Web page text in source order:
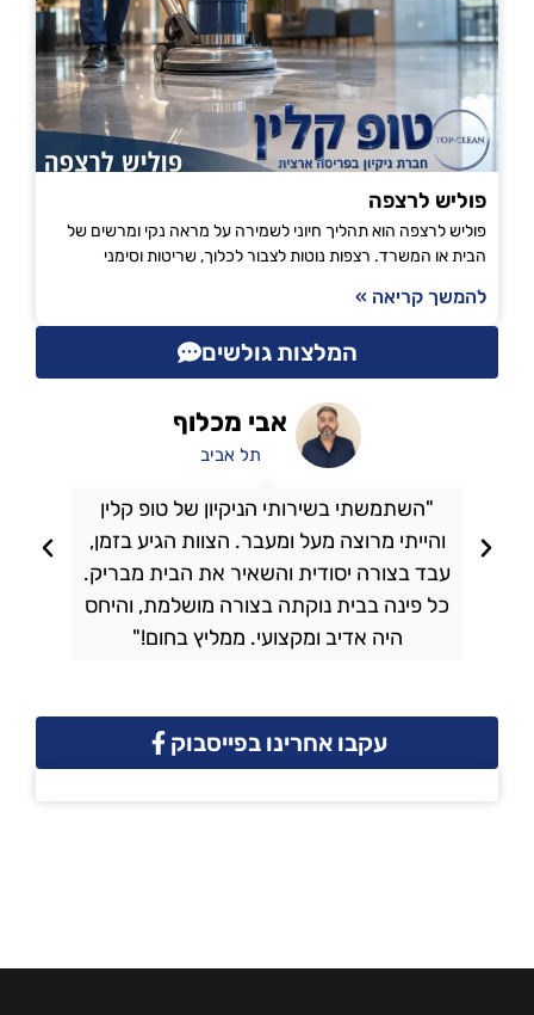
פוליש לרצפה
פוליש לרצפה הוא תהליך חיוני לשמירה על מראה נקי ומרשים של
הבית או המשרד. רצפות נוטות לצבור לכלוך, שריטות וסימני
להמשך קריאה »
המלצות גולשים
"השתמשתי בשירותי הניקיון של טופ קלין
והייתי מרוצה מעל ומעבר. הצוות הגיע בזמן,
עבד בצורה יסודית והשאיר את הבית מבריק.
כל פינה בבית נוקתה בצורה מושלמת, והיחס
היה אדיב ומקצועי. ממליץ בחום!"
אבי מכלוף
תל אביב
עקבו אחרינו בפייסבוק